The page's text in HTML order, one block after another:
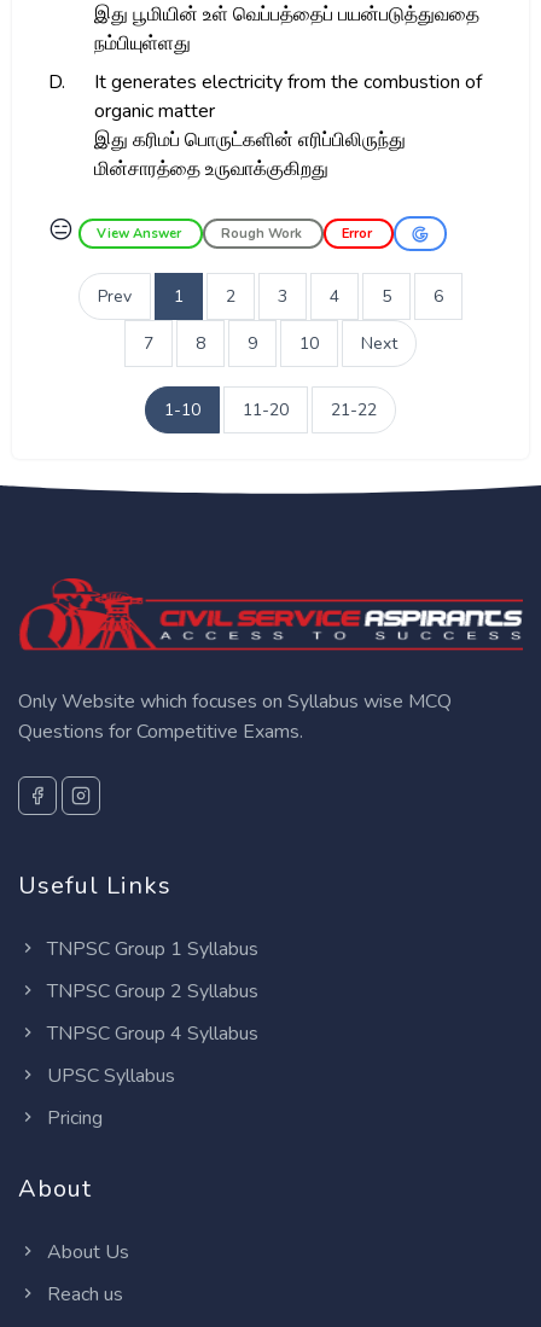
இது பூமியின் உள் வெப்பத்தைப் பயன்படுத்துவதை
நம்பியுள்ளது
D.
It generates electricity from the combustion of
organic matter
இது கரிமப் பொருட்களின் எரிப்பிலிருந்து
மின்சாரத்தை உருவாக்குகிறது
😑 View Answer Rough Work Error
Prev 1 2 3 4 5 6
7 8 9 10 Next
1-10 11-20 21-22
Only Website which focuses on Syllabus wise MCQ
Questions for Competitive Exams.
Useful Links
TNPSC Group 1 Syllabus
TNPSC Group 2 Syllabus
TNPSC Group 4 Syllabus
UPSC Syllabus
Pricing
About
About Us
Reach us